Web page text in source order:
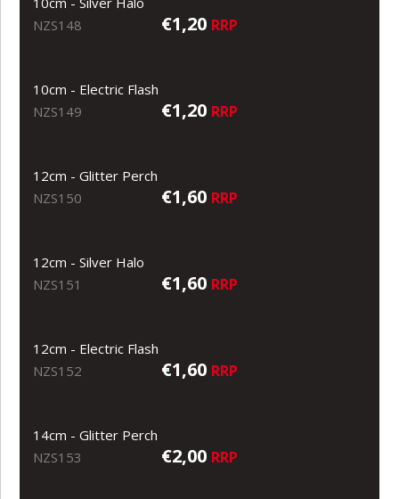
NZS148
€1,20 RRP
10cm - Electric Flash
NZS149
€1,20 RRP
12cm - Glitter Perch
NZS150
€1,60 RRP
12cm - Silver Halo
NZS151
€1,60 RRP
12cm - Electric Flash
NZS152
€1,60 RRP
14cm - Glitter Perch
NZS153
€2,00 RRP